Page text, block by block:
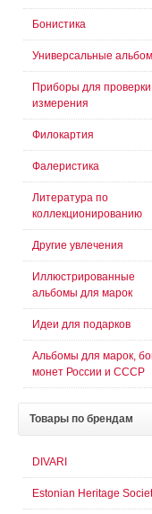
Бонистика
Универсальные
Приборы для проверки
измерения
Филокартия
Фалеристика
Литература по
коллекционированию
Другие увлечения
Иллюстрированные
альбомы для марок
Идеи для подарков
Альбомы для марок,
монет России и СССР
Товары по брендам
DIVARI
Estonian Heritage